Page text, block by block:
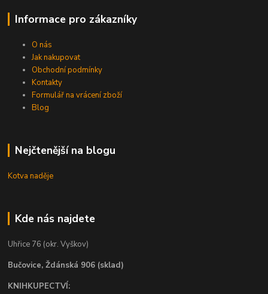
Informace pro zákazníky
O nás
Jak nakupovat
Obchodní podmínky
Kontakty
Formulář na vrácení zboží
Blog
Nejčtenější na blogu
Kotva naděje
Kde nás najdete
Uhřice 76 (okr. Vyškov)
Bučovice, Ždánská 906 (sklad)
KNIHKUPECTVÍ: